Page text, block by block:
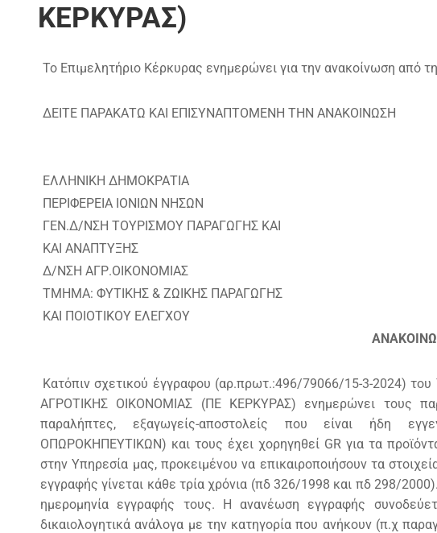
ΚΕΡΚΥΡΑΣ)
Το Επιμελητήριο Κέρκυρας ενημερώνει για την ανακοίνωση από
ΔΕΙΤΕ ΠΑΡΑΚΑΤΩ ΚΑΙ ΕΠΙΣΥΝΑΠΤΟΜΕΝΗ ΤΗΝ ΑΝΑΚΟΙΝΩΣΗ
ΕΛΛΗΝΙΚΗ ΔΗΜΟΚΡΑΤΙΑ
ΠΕΡΙΦΕΡΕΙΑ ΙΟΝΙΩΝ
ΓΕΝ.Δ/ΝΣΗ ΤΟΥΡΙΣΜΟΥ ΠΑΡΑΓΩΓΗΣ ΚΑΙ
ΚΑΙ ΑΝΑΠΤΥΞΗΣ
Δ/ΝΣΗ ΑΓΡ.ΟΙΚΟΝΟΜΙΑΣ
TMHMA: ΦΥΤΙΚΗΣ & ΖΩΙΚΗΣ ΠΑΡΑΓΩΓΗΣ
ΚΑΙ ΠΟΙΟΤΙΚΟΥ ΕΛΕΓΧΟΥ
Κατόπιν σχετικού έγγραφου (αρ.πρωτ.:496/79066/15-3-2024)
ΑΓΡΟΤΙΚΗΣ ΟΙΚΟΝΟΜΙΑΣ (ΠΕ ΚΕΡΚΥΡΑΣ) ενημερώνει τους
παραλήπτες, εξαγωγείς-αποστολείς που είναι ήδη
ΟΠΩΡΟΚΗΠΕΥΤΙΚΩΝ) και τους έχει χορηγηθεί GR για τα
στην Υπηρεσία μας, προκειμένου να επικαιροποιήσουν τα
εγγραφής γίνεται κάθε τρία χρόνια (πδ 326/1998 και πδ 298/
ημερομηνία εγγραφής τους. Η ανανέωση εγγραφής
δικαιολογητικά ανάλογα με την κατηγορία που ανήκουν (π.χ